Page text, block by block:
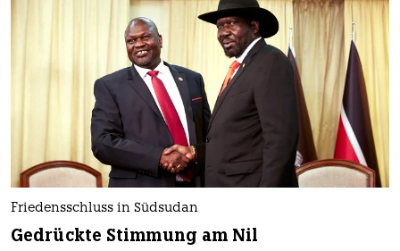
Friedensschluss in Südsudan
Gedrückte Stimmung am Nil